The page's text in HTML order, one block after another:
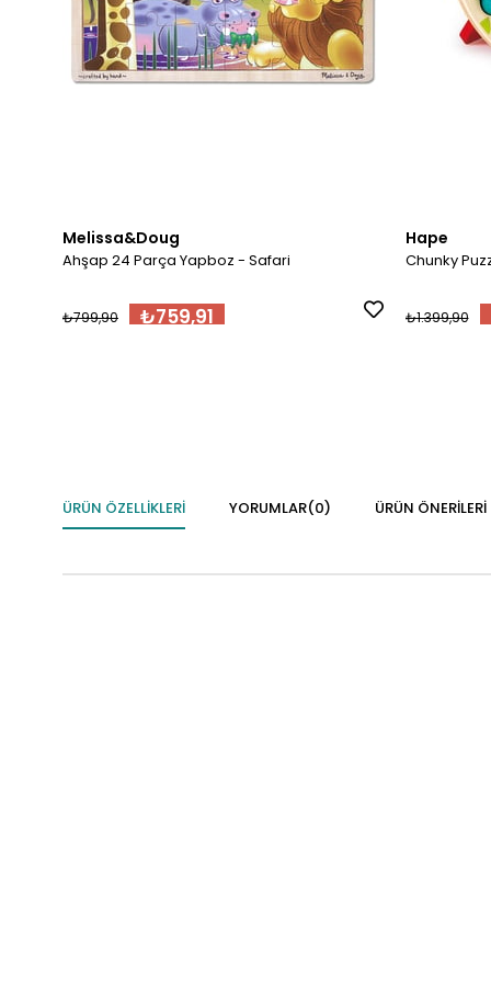
Melissa&Doug
Ahşap 24 Parça Yapboz - Safari
₺759,91
₺799,90
Hape
Chunky
₺1.399,90
ÜRÜN ÖZELLIKLERI YORUMLAR(0) ÜRÜN ÖNERILERI